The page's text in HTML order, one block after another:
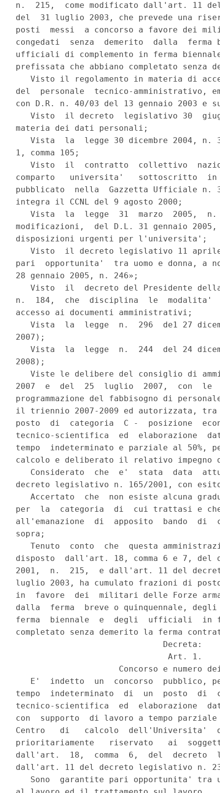
n.  215,  come modificato dall'art. 11
del  31 luglio 2003, che prevede una
posti  messi  a concorso a favore dei
congedati  senza  demerito  dalla  ferma
ufficiali di complemento in ferma
prefissata che abbiano completato senza
Visto il regolamento in materia di
del  personale  tecnico-amministrativo,
con D.R. n. 40/03 del 13 gennaio 2003 e
Visto  il decreto  legislativo 30
materia dei dati personali;
Vista  la  legge 30 dicembre 2004, n.
1, comma 105;
Visto  il  contratto  collettivo
comparto   universita'   sottoscritto  in
pubblicato  nella  Gazzetta Ufficiale n.
integra il CCNL del 9 agosto 2000;
Vista  la  legge  31  marzo  2005,
modificazioni,  del D.L. 31 gennaio
disposizioni urgenti per l'universita';
Visto  il decreto legislativo 11
pari  opportunita'  tra uomo e donna, a
28 gennaio 2005, n. 246»;
Visto  il  decreto del Presidente
n.  184,  che  disciplina  le
accesso ai documenti amministrativi;
Vista  la  legge  n.  296  de1 27
2007);
Vista  la  legge  n.  244  del 24
2008);
Viste le delibere del consiglio di
2007  e  del  25  luglio  2007,  con  le
programmazione del fabbisogno di
il triennio 2007-2009 ed autorizzata,
posto  di  categoria  C -  posizione
tecnico-scientifica  ed  elaborazione
tempo  indeterminato e parziale al 50%,
calcolo e deliberato il relativo impegno
Considerato  che  e'  stata  data
decreto legislativo n. 165/2001, con
Accertato  che  non esiste alcuna
per  la  categoria  di  cui trattasi e che
all'emanazione  di  apposito  bando  di
sopra;
Tenuto  conto  che  questa
disposto  dall'art. 18, comma 6 e 7, del
2001,  n.  215,  e dall'art. 11 del
luglio 2003, ha cumulato frazioni di
in  favore  dei  militari delle Forze
dalla  ferma  breve o quinquennale,
ferma  biennale  e  degli  ufficiali  in
completato senza demerito la ferma
                              Decreta:
                               Art. 1.
Concorso e numero
E'  indetto  un  concorso  pubblico,
tempo  indeterminato  di  un  posto  di
tecnico-scientifica  ed  elaborazione
con  supporto  di lavoro a tempo
Centro   di   calcolo  dell'Universita'
prioritariamente   riservato   ai
dall'art.  18,  comma  6,  del  decreto
dall'art. 11 del decreto legislativo n.
Sono  garantite pari opportunita' tra